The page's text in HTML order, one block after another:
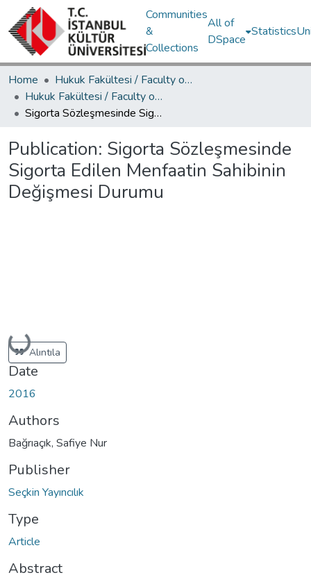
Communities
&
Collections
All of
DSpace
Statistics
Home
Hukuk Fakültesi / Faculty of Law
Hukuk Fakültesi / Faculty of Law
Sigorta Sözleşmesinde Sigorta Edilen Menfaatin Sahibinin Değişmesi Durumu
Publication: Sigorta Sözleşmesinde
Sigorta Edilen Menfaatin Sahibinin
Değişmesi Durumu
Loading...
Alıntıla
Date
2016
Authors
Bağrıaçık, Safiye Nur
Publisher
Seçkin Yayıncılık
Type
Article
Abstract